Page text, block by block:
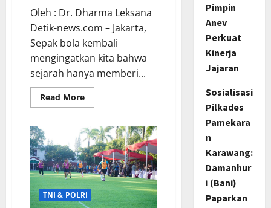
Oleh : Dr. Dharma Leksana
Detik-news.com – Jakarta,
Sepak bola kembali
mengingatkan kita bahwa
sejarah hanya memberi...
Read MoreRead
more
RINGAN
PIALA
DUNIA
2026:
Ketika
Spanyol
Mengajari
Dunia
Bahwa
TNI & POLRI
Pimpin
Anev
Perkuat
Kinerja
Jajaran
Sosialisasi
Pilkades
Pamekara
n
Karawang:
Damanhur
i (Bani)
Paparkan